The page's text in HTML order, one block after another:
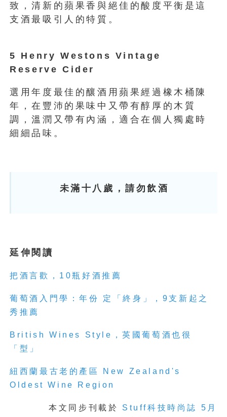
致，清新的蘋果香與絕佳的酸度平衡是這
支酒最吸引人的特質。
5 Henry Westons Vintage
Reserve Cider
選用年度最佳的釀酒用蘋果經過橡木桶陳
年，在豐沛的果味中又帶有醇厚的木質
調，溫潤又帶有內涵，適合在個人獨處時
細細品味。
未滿十八歲，請勿飲酒
延伸閱讀
把酒言歡，10瓶好酒推薦
葡萄酒入門學：年份 定「終身」，9支新起之
秀推薦
British Wines Style，英國葡萄酒也很
「型」
紐西蘭最古老的產區 New Zealand's
Oldest Wine Region
本文同步刊載於 Stuff科技時尚誌 5月